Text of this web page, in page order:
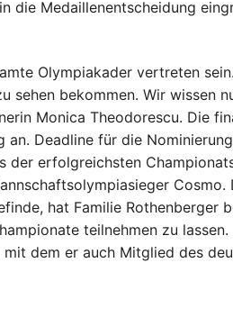
die Medaillenentscheidung
Olympiakader vertreten
sehen bekommen. Wir wissen
Monica Theodorescu. Die
an. Deadline für die
der erfolgreichsten
hat Familie Rothenberger
teilnehmen zu
dem er auch Mitglied des